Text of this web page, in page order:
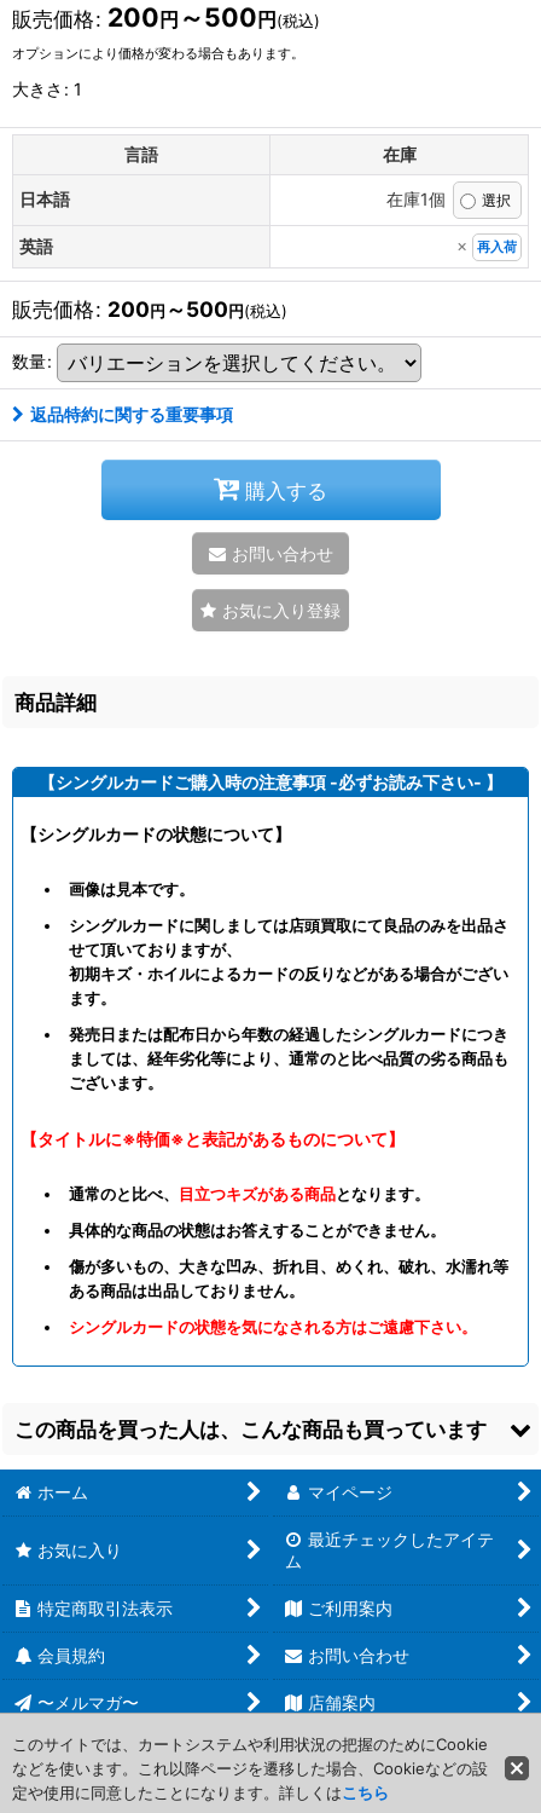
販売価格: 200 円 ～500 円 (税込)
オプションにより価格が変わる場合もあります。
大きさ : 1
言語 在庫
日本語 在庫1個
英語 × 再入荷
販売価格: 200円 ～500円(税込)
数量:
返品特約に関する重要事項
購入する
お問い合わせ
お気に入り登録
商品詳細
【シングルカードご購入時の注意事項 -必ずお読み下さい- 】
【シングルカードの状態について】
画像は見本です。
シングルカードに関しましては店頭買取にて良品のみを出品さ
せて頂いておりますが、
初期キズ・ホイルによるカードの反りなどがある場合がござい
ます。
発売日または配布日から年数の経過したシングルカードにつき
ましては、経年劣化等により、通常のと比べ品質の劣る商品も
ございます。
【タイトルに※特価※と表記があるものについて】
通常のと比べ、 目立つキズがある商品となります。
具体的な商品の状態はお答えすることができません。
傷が多いもの、大きな凹み、折れ目、めくれ、破れ、水濡れ等
ある商品は出品しておりません。
シングルカードの状態を気になされる方はご遠慮下さい。
この商品を買った人は、こんな商品も買っています
【DFT】《危険な近
道/Risky Shortcut》
【C】 [黒/日本語
30円 (税込)
【TDM】《敬慕される
嵐唱者/Venerated
Stormsinger》【U】
黒/日本語
30円(税込)
在庫7個
【EOE】《送信内容の
解読/Decode
Transmissions》
20円(税込)
在庫7個
ホーム マイページ
お気に入り
最近チェックしたアイテ
ム
特定商取引法表示 ご利用案内
会員規約 お問い合わせ
〜メルマガ〜 店舗案内
Copyright (C) 2006-2017 PROJECT CORE Corporation. All Rights
Reserved.
このサイトでは、カートシステムや利用状況の把握のためにCookie
などを使います。これ以降ページを遷移した場合、Cookieなどの設
定や使用に同意したことになります。詳しくはこちら